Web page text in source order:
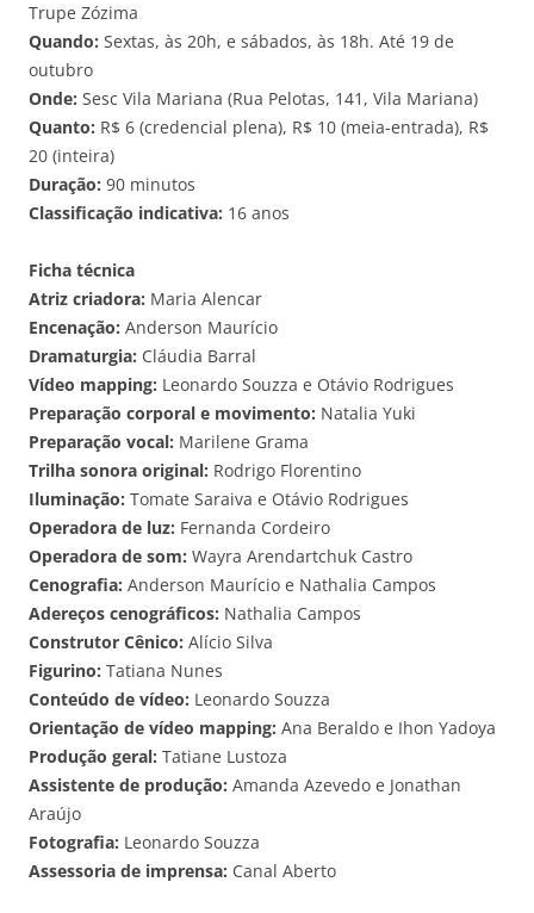
Trupe Zózima
Quando: Sextas, às 20h, e sábados, às 18h. Até 19 de
outubro
Onde: Sesc Vila Mariana (Rua Pelotas, 141, Vila Mariana)
Quanto: R$ 6 (credencial plena), R$ 10 (meia-entrada), R$
20 (inteira)
Duração: 90 minutos
Classificação indicativa: 16 anos
Ficha técnica
Atriz criadora: Maria Alencar
Encenação: Anderson Maurício
Dramaturgia: Cláudia Barral
Vídeo mapping: Leonardo Souzza e Otávio Rodrigues
Preparação corporal e movimento: Natalia Yuki
Preparação vocal: Marilene Grama
Trilha sonora original: Rodrigo Florentino
Iluminação: Tomate Saraiva e Otávio Rodrigues
Operadora de luz: Fernanda Cordeiro
Operadora de som: Wayra Arendartchuk Castro
Cenografia: Anderson Maurício e Nathalia Campos
Adereços cenográficos: Nathalia Campos
Construtor Cênico: Alício Silva
Figurino: Tatiana Nunes
Conteúdo de vídeo: Leonardo Souzza
Orientação de vídeo mapping: Ana Beraldo e Ihon Yadoya
Produção geral: Tatiane Lustoza
Assistente de produção: Amanda Azevedo e Jonathan
Araújo
Fotografia: Leonardo Souzza
Assessoria de imprensa: Canal Aberto